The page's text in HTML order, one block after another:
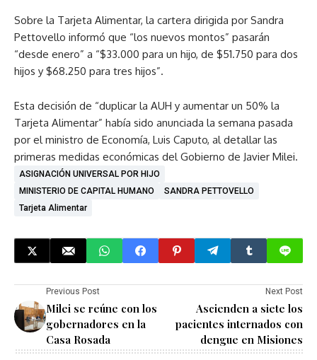
Sobre la Tarjeta Alimentar, la cartera dirigida por Sandra
Pettovello informó que “los nuevos montos” pasarán
“desde enero” a “$33.000 para un hijo, de $51.750 para dos
hijos y $68.250 para tres hijos”.
Esta decisión de “duplicar la AUH y aumentar un 50% la
Tarjeta Alimentar” había sido anunciada la semana pasada
por el ministro de Economía, Luis Caputo, al detallar las
primeras medidas económicas del Gobierno de Javier Milei.
ASIGNACIÓN UNIVERSAL POR HIJO
MINISTERIO DE CAPITAL HUMANO
SANDRA PETTOVELLO
Tarjeta Alimentar
Previous Post
Milei se reúne con los
gobernadores en la
Casa Rosada
Next Post
Ascienden a siete los
pacientes internados con
dengue en Misiones